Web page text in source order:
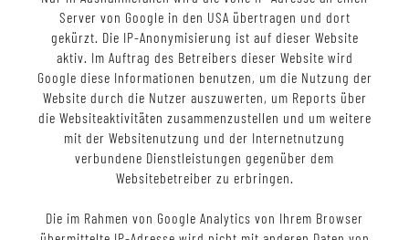
Server von Google in den USA übertragen und dort
gekürzt. Die IP-Anonymisierung ist auf dieser Website
aktiv. Im Auftrag des Betreibers dieser Website wird
Google diese Informationen benutzen, um die Nutzung der
Website durch die Nutzer auszuwerten, um Reports über
die Websiteaktivitäten zusammenzustellen und um weitere
mit der Websitenutzung und der Internetnutzung
verbundene Dienstleistungen gegenüber dem
Websitebetreiber zu erbringen.
Die im Rahmen von Google Analytics von Ihrem Browser